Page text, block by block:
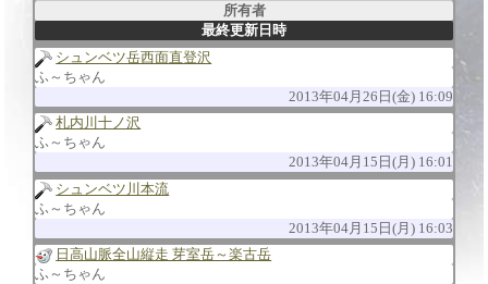
所有者
最終更新日時
シュンベツ岳西面直登沢
ふ～ちゃん
2013年04月26日(金) 16:09
札内川十ノ沢
ふ～ちゃん
2013年04月15日(月) 16:01
シュンベツ川本流
ふ～ちゃん
2013年04月15日(月) 16:03
日高山脈全山縦走 芽室岳～楽古岳
ふ～ちゃん